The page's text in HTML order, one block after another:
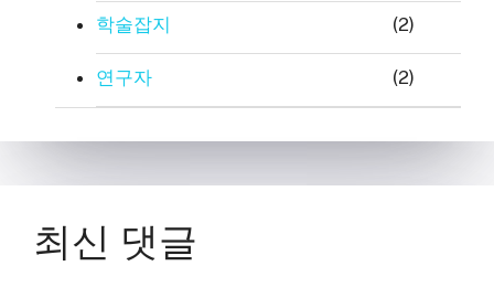
학술잡지 (2)
연구자 (2)
최신 댓글